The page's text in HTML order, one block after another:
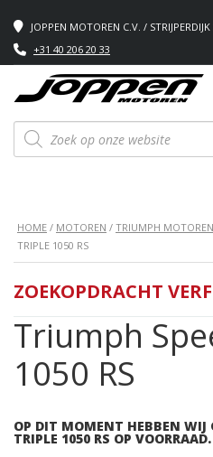
JOPPEN MOTOREN C.V. /
+31 40 206 20 33
Producten
zoeken
HOME / MOTOREN / TRIUMPH MOTOREN
TRIPLE 1050 RS
Triumph
1050 RS
OP DIT MOMENT HEBBEN WIJ
TRIPLE 1050 RS OP VOORRAAD.
ZOEKOPDRACHT